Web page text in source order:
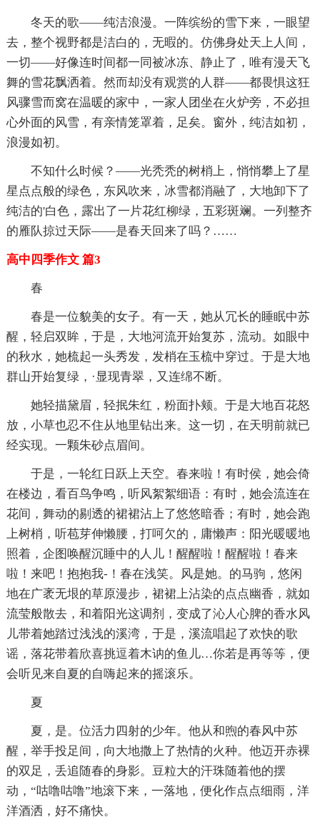
冬天的歌——纯洁浪漫。一阵缤纷的雪下来，一眼望
去，整个视野都是洁白的，无暇的。仿佛身处天上人间，
一切——好像连时间都一同被冰冻、静止了，唯有漫天飞
舞的雪花飘洒着。然而却没有观赏的人群——都畏惧这狂
风骤雪而窝在温暖的家中，一家人团坐在火炉旁，不必担
心外面的风雪，有亲情笼罩着，足矣。窗外，纯洁如初，
浪漫如初。
不知什么时候？——光秃秃的树梢上，悄悄攀上了星
星点点般的绿色，东风吹来，冰雪都消融了，大地卸下了
纯洁的'白色，露出了一片花红柳绿，五彩斑斓。一列整齐
的雁队掠过天际——是春天回来了吗？……
高中四季作文 篇3
春
春是一位貌美的女子。有一天，她从冗长的睡眠中苏
醒，轻启双眸，于是，大地河流开始复苏，流动。如眼中
的秋水，她梳起一头秀发，发梢在玉梳中穿过。于是大地
群山开始复绿，·显现青翠，又连绵不断。
她轻描黛眉，轻抿朱红，粉面扑颊。于是大地百花怒
放，小草也忍不住从地里钻出来。这一切，在天明前就已
经实现。一颗朱砂点眉间。
于是，一轮红日跃上天空。春来啦！有时侯，她会倚
在楼边，看百鸟争鸣，听风絮絮细语：有时，她会流连在
花间，舞动的剔透的裙裙沾上了悠悠暗香；有时，她会跑
上树梢，听苞芽伸懒腰，打呵欠的，庸懒声：阳光暖暖地
照着，企图唤醒沉睡中的人儿！醒醒啦！醒醒啦！春来
啦！来吧！抱抱我-！春在浅笑。风是她。的马驹，悠闲
地在广袤无垠的草原漫步，裙裙上沾染的点点幽香，就如
流莹般散去，和着阳光这调剂，变成了沁人心脾的香水风
儿带着她踏过浅浅的溪湾，于是，溪流唱起了欢快的歌
谣，落花带着欣喜挑逗着木讷的鱼儿…你若是再等等，便
会听见来自夏的自嗨起来的摇滚乐。
夏
夏，是。位活力四射的少年。他从和煦的春风中苏
醒，举手投足间，向大地撒上了热情的火种。他迈开赤裸
的双足，丢追随春的身影。豆粒大的汗珠随着他的摆
动，“咕噜咕噜”地滚下来，一落地，便化作点点细雨，洋
洋酒洒，好不痛快。